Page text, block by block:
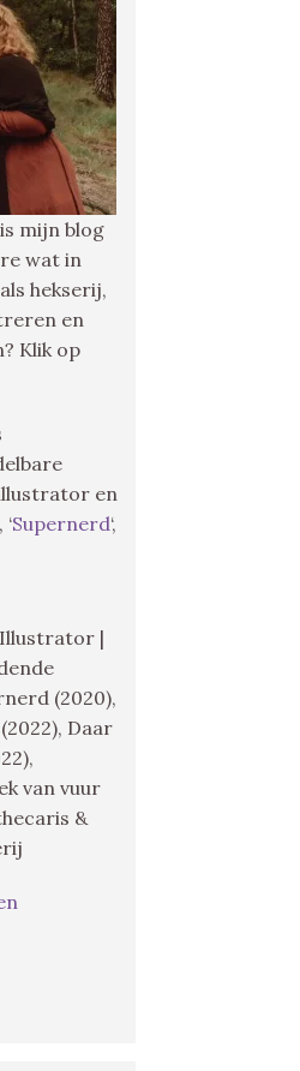
mijn blog
wat in
hekserij,
en
Klik op
en
Supernerd‘,
Illustrator |
(2020),
Daar
van vuur
&